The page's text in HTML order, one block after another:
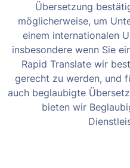
Übersetzung
möglicherweise, um
einem internationalen
insbesondere wenn Sie
Rapid Translate wir
gerecht zu werden, und
auch beglaubigte
bieten wir